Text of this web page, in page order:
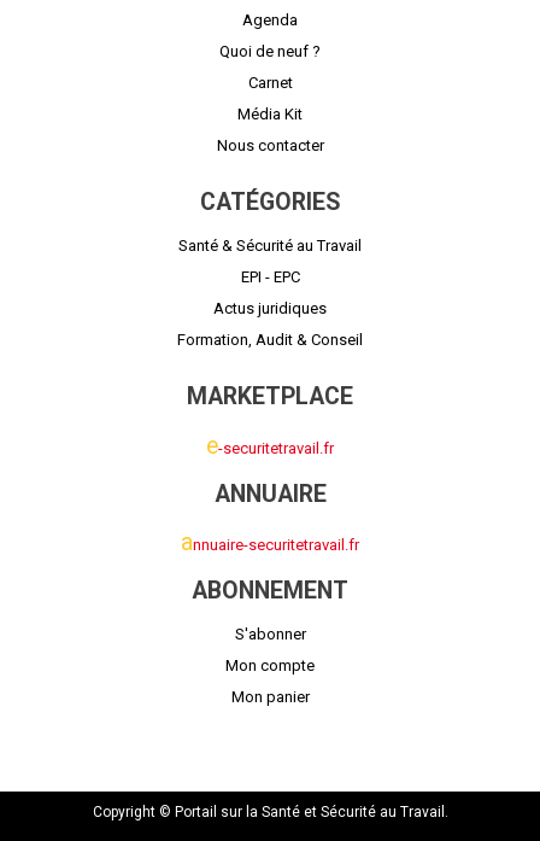
Agenda
Quoi de neuf ?
Carnet
Média Kit
Nous contacter
CATÉGORIES
Santé & Sécurité au Travail
EPI - EPC
Actus juridiques
Formation, Audit & Conseil
MARKETPLACE
e-securitetravail.fr
ANNUAIRE
annuaire-securitetravail.fr
ABONNEMENT
S'abonner
Mon compte
Mon panier
Copyright © Portail sur la Santé et Sécurité au Travail.